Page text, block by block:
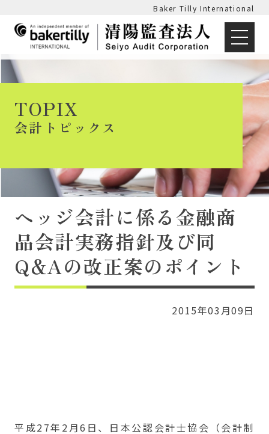
Baker Tilly International
TOPIX
会計トピックス
ヘッジ会計に係る金融商
品会計実務指針及び同
Q&Aの改正案のポイント
2015年03月09日
平成27年2月6日、日本公認会計士協会（会計制